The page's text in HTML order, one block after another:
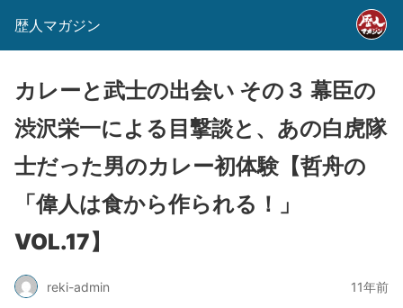
歴人マガジン
カレーと武士の出会い その３ 幕臣の
渋沢栄一による目撃談と、あの白虎隊
士だった男のカレー初体験【哲舟の
「偉人は食から作られる！」
VOL.17】
reki-admin 11年前